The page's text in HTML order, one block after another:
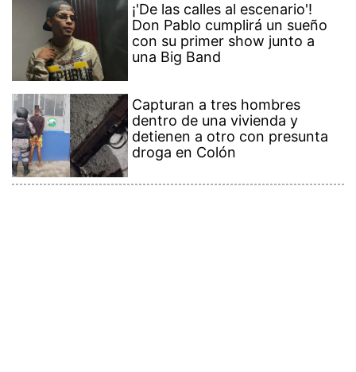
¡'De las calles al escenario'!
Don Pablo cumplirá un sueño
con su primer show junto a
una Big Band
Capturan a tres hombres
dentro de una vivienda y
detienen a otro con presunta
droga en Colón